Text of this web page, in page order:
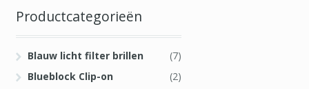
Productcategorieën
Blauw licht filter brillen
(7)
Blueblock Clip-on
(2)